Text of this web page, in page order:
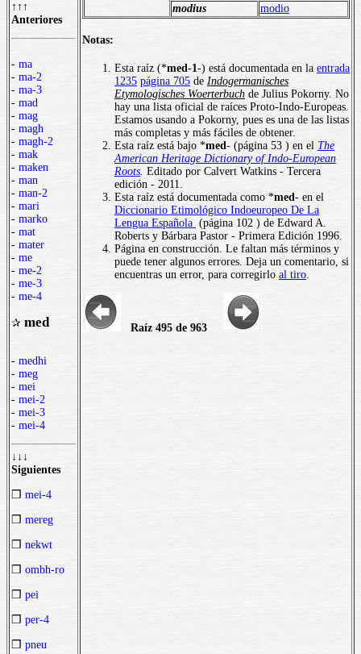
↑↑↑
Anteriores
- ma
- ma-2
- ma-3
- mad
- mag
- magh
- magh-2
- mak
- maken
- man
- man-2
- mari
- marko
- mat
- mater
- me
- me-2
- me-3
- me-4
✰ med
- medhi
- meg
- mei
- mei-2
- mei-3
- mei-4
↓↓↓
Siguientes
❒ mei-4
❒ mereg
❒ nekwt
❒ ombh-ro
❒ pei
❒ per-4
❒ pneu
modius
modio
Notas:
Esta raíz (*med-1-) está documentada en la entrada
1235 página 705 de Indogermanisches
Etymologisches Woerterbuch de Julius Pokorny. No
hay una lista oficial de raíces Proto-Indo-Europeas.
Estamos usando a Pokorny, pues es una de las listas
más completas y más fáciles de obtener.
Esta raíz está bajo *med- (página 53 ) en el The
American Heritage Dictionary of Indo-European
Roots Editado por Calvert Watkins - Tercera
edición - 2011.
Esta raíz está documentada como *med- en el
Diccionario Etimológico Indoeuropeo De La
Lengua Española (página 102 ) de Edward A.
Roberts y Bárbara Pastor - Primera Edición 1996.
Página en construcción. Le faltan más términos y
puede tener algunos errores. Deja un comentario, si
encuentras un error, para corregirlo al tiro
Raíz 495 de 963